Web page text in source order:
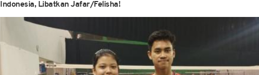
Indonesia, Libatkan Jafar/Felisha!